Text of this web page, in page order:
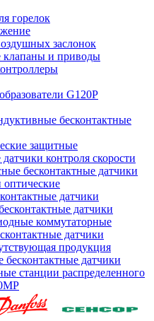
горелок
заслонок
и приводы
G120P
бесконтактные
защитные
контроля скорости
бесконтактные датчики
датчики
датчики
коммутаторные
датчики
продукция
бесконтактные датчики
станции распределенного